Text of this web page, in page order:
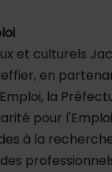
et culturels
en
la
pour
à la